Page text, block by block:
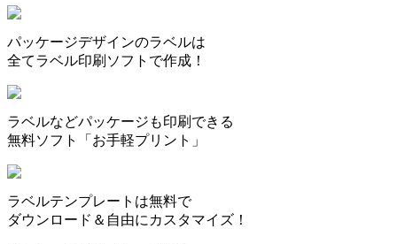
パッケージデザインのラベルは
全てラベル印刷ソフトで作成！
ラベルなどパッケージも印刷できる
無料ソフト「お手軽プリント」
ラベルテンプレートは無料で
ダウンロード＆自由にカスタマイズ！